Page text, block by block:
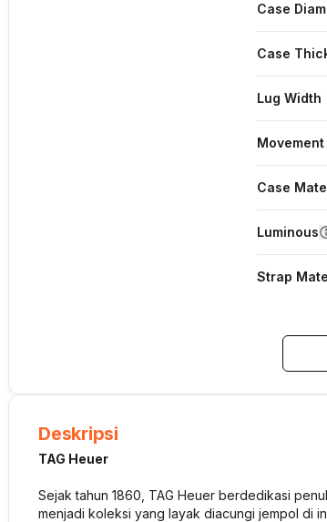
Case
Case
Lug Width
Movement
Case
Luminous
Strap
Deskripsi
TAG Heuer
Sejak tahun 1860, TAG Heuer berdedikasi
menjadi koleksi yang layak diacungi jempol di